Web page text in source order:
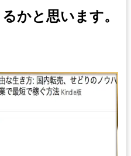
かと思います。